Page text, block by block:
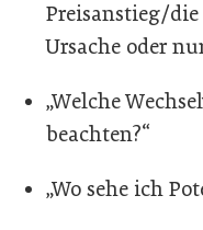
Preisanstieg/
Ursache oder
„Welche
beachten?“
„Wo sehe ich